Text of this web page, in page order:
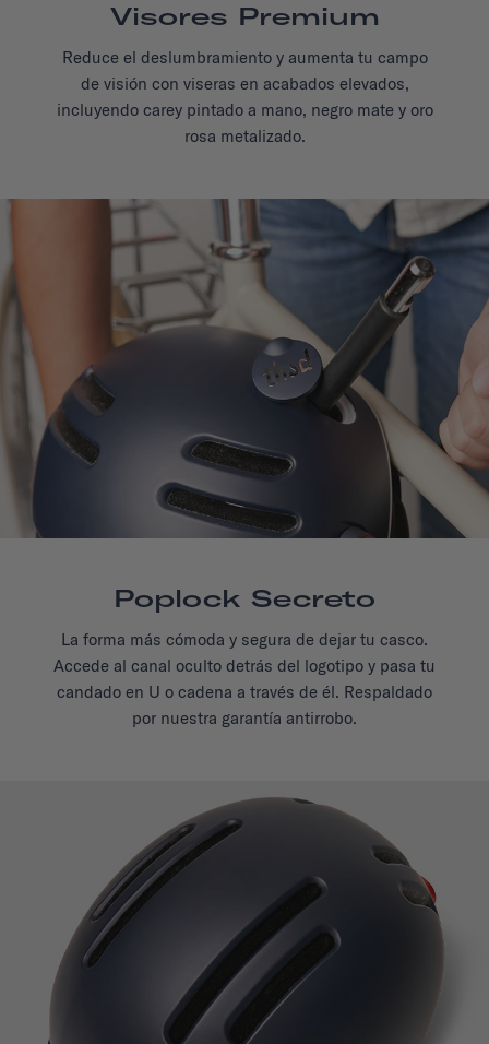
Visores Premium
Reduce el deslumbramiento y aumenta tu campo
de visión con viseras en acabados elevados,
incluyendo carey pintado a mano, negro mate y oro
rosa metalizado.
Poplock Secreto
La forma más cómoda y segura de dejar tu casco.
Accede al canal oculto detrás del logotipo y pasa tu
candado en U o cadena a través de él. Respaldado
por nuestra garantía antirrobo.